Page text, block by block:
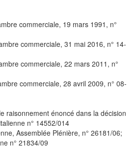
commerciale, 19 mars 1991, n°
commerciale, 31 mai 2016, n° 14-
commerciale, 22 mars 2011, n°
commerciale, 28 avril 2009, n° 08-
raisonnement énoncé dans la décision
n° 14552/014
Assemblée Plénière, n° 26181/06;
n° 21834/09